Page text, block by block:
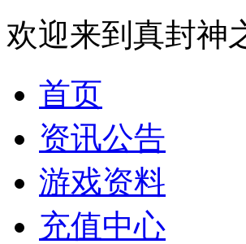
欢迎来到真封神
首页
资讯公告
游戏资料
充值中心